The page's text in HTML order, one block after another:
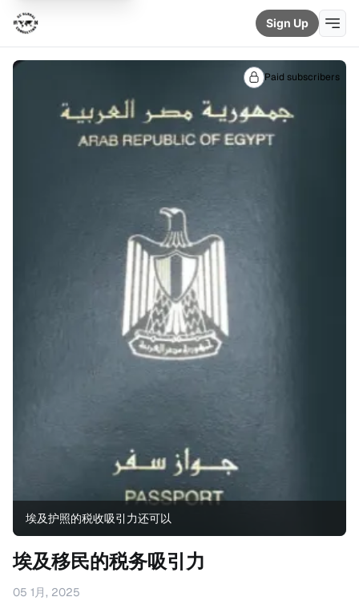
Sign Up
埃及护照的税收吸引力还可以
Paid subscribers
埃及移民的税务吸引力
05 1月, 2025